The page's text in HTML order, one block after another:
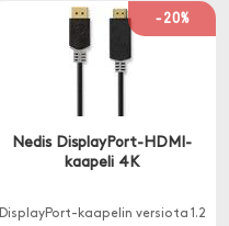
-20%
Nedis DisplayPort-HDMI-
kaapeli 4K
DisplayPort-kaapelin versiota 1.2